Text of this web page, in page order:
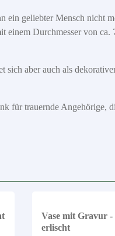
geliebter Mensch nicht
Durchmesser von
aber auch als
trauernde Angehörige,
Vase mit Gravur
erlischt